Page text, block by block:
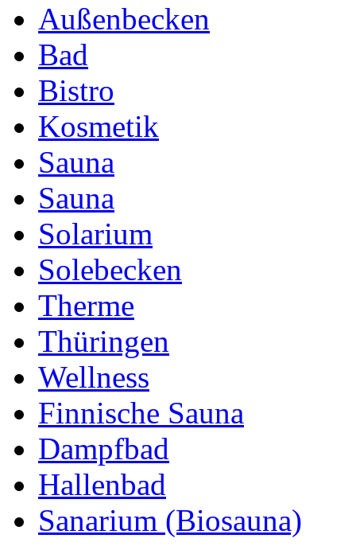
Außenbecken
Bad
Bistro
Kosmetik
Sauna
Sauna
Solarium
Solebecken
Therme
Thüringen
Wellness
Finnische Sauna
Dampfbad
Hallenbad
Sanarium (Biosauna)